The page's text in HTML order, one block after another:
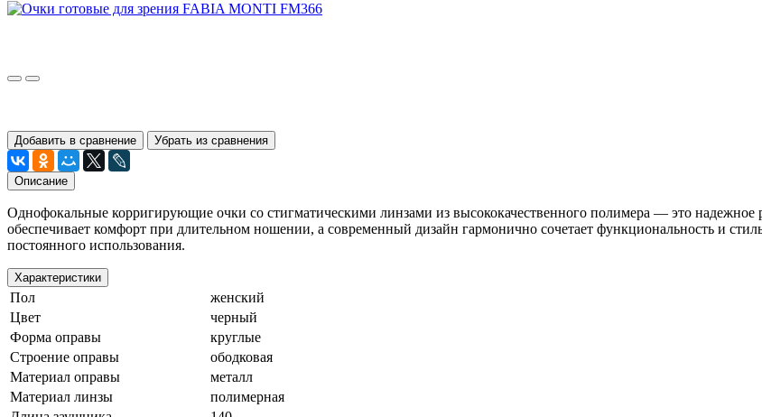
Добавить в сравнение Убрать из сравнения
Описание
Однофокальные корригирующие очки со стигматическими линзами из высококачественного полимера — это надежное
обеспечивает комфорт при длительном ношении, а современный дизайн гармонично сочетает функциональность и
постоянного использования.
Характеристики
Пол
женский
Цвет
черный
Форма оправы
круглые
Строение оправы
ободковая
Материал оправы
металл
Материал линзы
полимерная